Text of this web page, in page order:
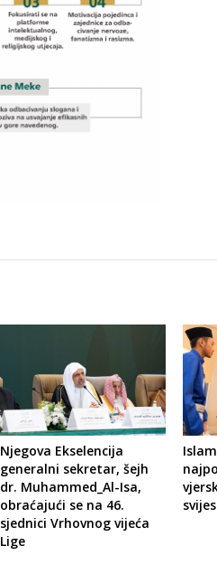
Njegova Ekselencija
generalni sekretar, šejh
dr. Muhammed_Al-Isa,
obraćajući se na 46.
sjednici Vrhovnog vijeća
Lige